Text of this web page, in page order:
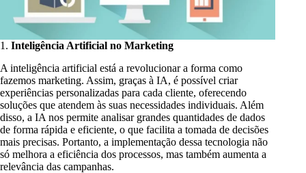
1. Inteligência Artificial no Marketing
A inteligência artificial está a revolucionar a forma como
fazemos marketing. Assim, graças à IA, é possível criar
experiências personalizadas para cada cliente, oferecendo
soluções que atendem às suas necessidades individuais. Além
disso, a IA nos permite analisar grandes quantidades de dados
de forma rápida e eficiente, o que facilita a tomada de decisões
mais precisas. Portanto, a implementação dessa tecnologia não
só melhora a eficiência dos processos, mas também aumenta a
relevância das campanhas.